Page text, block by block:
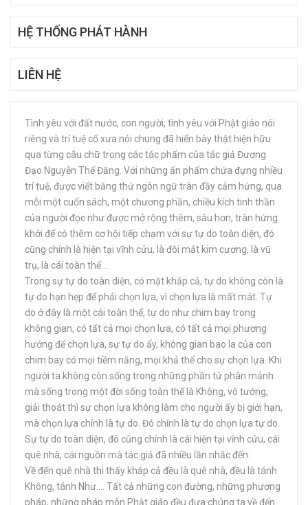
HỆ THỐNG PHÁT HÀNH
LIÊN HỆ
Tình yêu với đất nước, con người, tình yêu với Phật giáo nói
riêng và trí tuệ cổ xưa nói chung đã hiển bày thật hiện hữu
qua từng câu chữ trong các tác phẩm của tác giả Đương
Đạo Nguyễn Thế Đăng. Với những ấn phẩm chứa đựng nhiều
trí tuệ, được viết bằng thứ ngôn ngữ tràn đầy cảm hứng, qua
mỗi một cuốn sách, một chương phần, chiều kích tinh thần
của người đọc như được mở rộng thêm, sâu hơn, tràn hứng
khởi để có thêm cơ hội tiếp chạm với sự tự do toàn diện, đó
cũng chính là hiện tại vĩnh cửu, là đôi mắt kim cương, là vũ
trụ, là cái toàn thể…
Trong sự tự do toàn diện, có mặt khắp cả, tự do không còn là
tự do hạn hẹp để phải chọn lựa, vì chọn lựa là mất mát. Tự
do ở đây là một cái toàn thể, tự do như chim bay trong
không gian, có tất cả mọi chọn lựa, có tất cả mọi phương
hướng để chọn lựa, sự tự do ấy, không gian bao la của con
chim bay có mọi tiềm năng, mọi khả thể cho sự chọn lựa. Khi
người ta không còn sống trong những phần tử phân mảnh
mà sống trong một đời sống toàn thể là Không, vô tướng,
giải thoát thì sự chọn lựa không làm cho người ấy bị giới hạn,
mà chọn lựa chính là tự do. Đó chính là tự do chọn lựa tự do.
Sự tự do toàn diện, đó cũng chính là cái hiện tại vĩnh cửu, cái
quê nhà, cái nguồn mà tác giả đã nhiều lần nhắc đến:
Về đến quê nhà thì thấy khắp cả đều là quê nhà, đều là tánh
Không, tánh Như…. Tất cả những con đường, những phương
pháp, những pháp môn Phật giáo đều đưa chúng ta về đến